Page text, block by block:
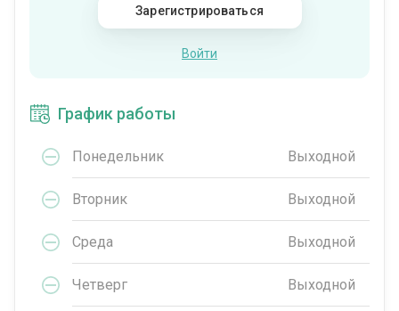
Зарегистрироваться
Войти
График работы
Понедельник Выходной
Вторник Выходной
Среда Выходной
Четверг Выходной